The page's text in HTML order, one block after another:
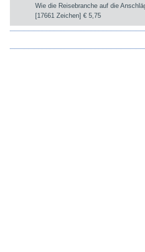
Wie die Reisebranche auf die
[17661 Zeichen]€ 5,75